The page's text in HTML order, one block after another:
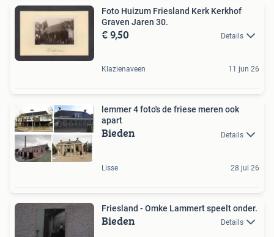
Foto Huizum Friesland Kerk Kerkhof
Graven Jaren 30.
€ 9,50 Details
Klazienaveen 11 jun 26
lemmer 4 foto's de friese meren ook
apart
Bieden Details
Lisse 28 jul 26
Friesland - Omke Lammert speelt onder.
Bieden Details